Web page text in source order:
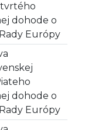
dohode o
Európy
dohode o
Európy